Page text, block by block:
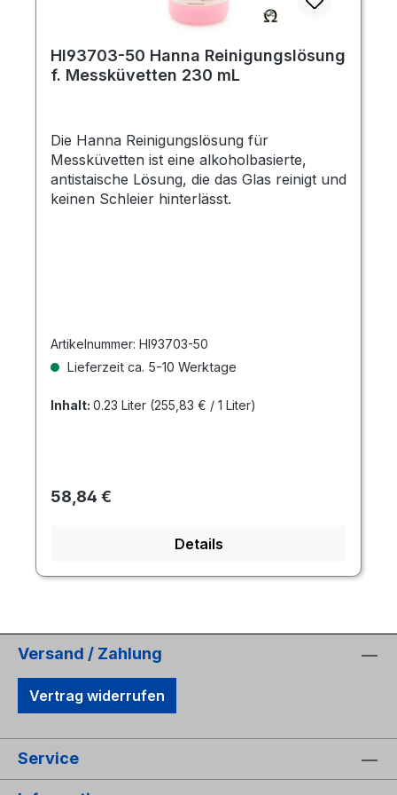
HI93703-50 Hanna Reinigungslösung
f. Messküvetten 230 mL
Die Hanna Reinigungslösung für
Messküvetten ist eine alkoholbasierte,
antistaische Lösung, die das Glas reinigt und
keinen Schleier hinterlässt.
Artikelnummer: HI93703-50
Lieferzeit ca. 5-10 Werktage
Inhalt: 0.23 Liter (255,83 € / 1 Liter)
Regulärer Preis:
58,84 €
Details
Versand / Zahlung
Vertrag widerrufen
Service